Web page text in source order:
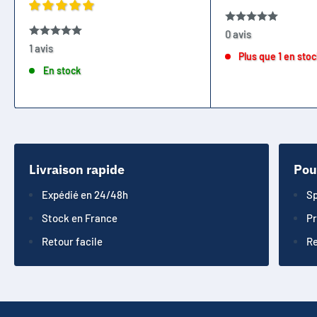
1 avis
En stock
0 avis
Plus que 1 en
Livraison rapide
Expédié en 24/48h
Stock en France
Retour facile